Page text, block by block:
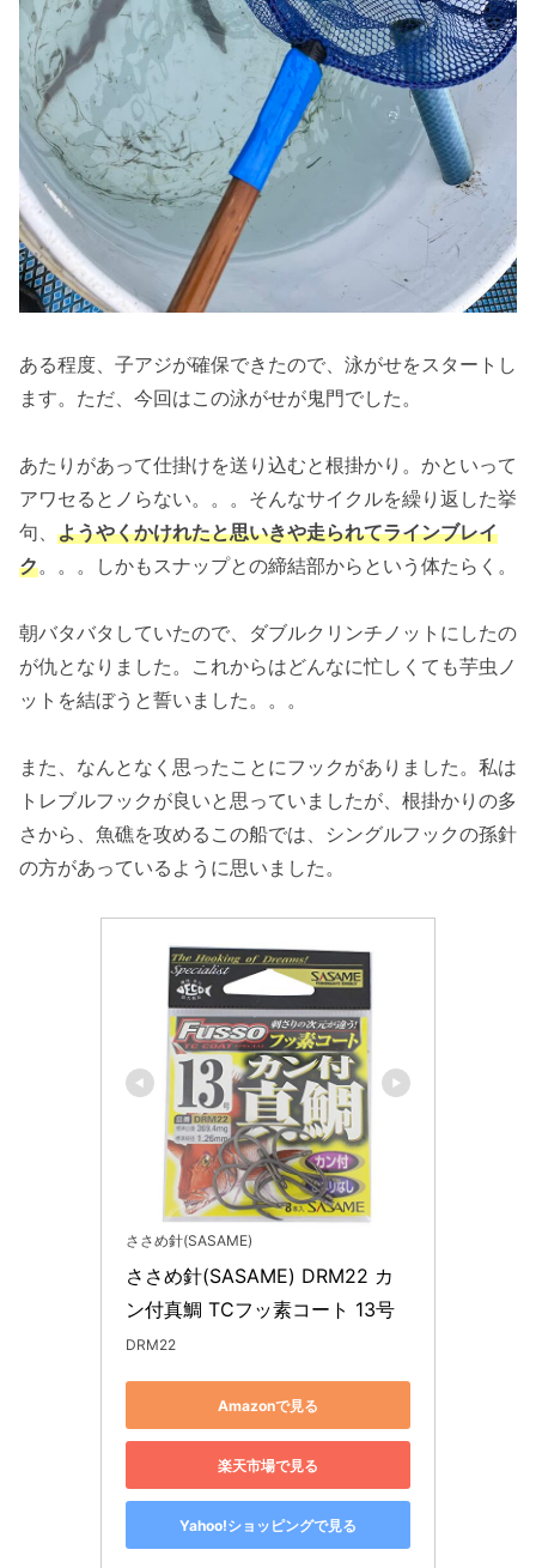
ある程度、子アジが確保できたので、泳がせをスタートし
ます。ただ、今回はこの泳がせが鬼門でした。
あたりがあって仕掛けを送り込むと根掛かり。かといって
アワセるとノらない。。。そんなサイクルを繰り返した挙
句、 ようやくかけれたと思いきや走られてラインブレイ
ク。。。しかもスナップとの締結部からという体たらく。
朝バタバタしていたので、ダブルクリンチノットにしたの
が仇となりました。これからはどんなに忙しくても芋虫ノ
ットを結ぼうと誓いました。。。
また、なんとなく思ったことにフックがありました。私は
トレブルフックが良いと思っていましたが、根掛かりの多
さから、魚礁を攻めるこの船では、シングルフックの孫針
の方があっているように思いました。
ささめ針(SASAME)
ささめ針(SASAME) DRM22 カ
ン付真鯛 TCフッ素コート 13号
DRM22
Amazonで見る
楽天市場で見る
Yahoo!ショッピングで見る